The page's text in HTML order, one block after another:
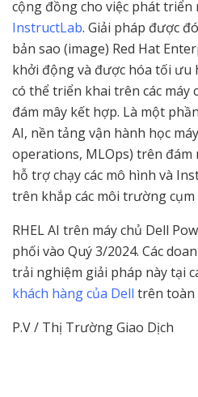
cộng đồng cho việc phát
InstructLab. Giải pháp được
bản sao (image) Red Hat
khởi động và được hóa tối ưu
có thể triển khai trên các máy
đám mây kết hợp. Là một
AI, nền tảng vận hành học
operations, MLOps) trên đám
hỗ trợ chạy các mô hình và
trên khắp các môi trường cụm
RHEL AI trên máy chủ Dell
phối vào Quý 3/2024. Các
trải nghiệm giải pháp này tại
khách hàng của Dell trên toàn
P.V / Thị Trường Giao Dịch